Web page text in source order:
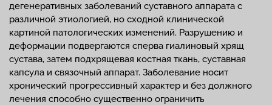
дегенеративных заболеваний суставного аппарата с
различной этиологией, но сходной клинической
картиной патологических изменений. Разрушению и
деформации подвергаются сперва гиалиновый хрящ
сустава, затем подхрящевая костная ткань, суставная
капсула и связочный аппарат. Заболевание носит
хронический прогрессивный характер и без должного
лечения способно существенно ограничить